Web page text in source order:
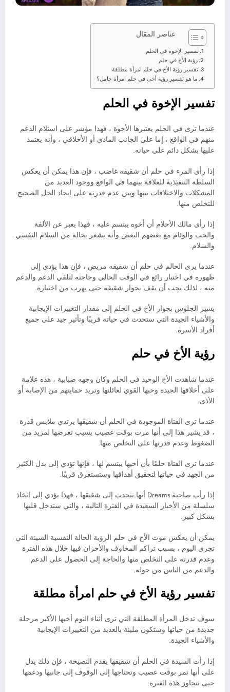
عناصر المقال
تفسير الإخوة في الحلم
رؤية الأخ في حلم
تفسير رؤية الأخ في حلم امرأة مطلقة
ما هو تفسير رؤية أخي في حلم امرأة حامل؟
تفسير الإخوة في الحلم
عندما ترى في الحلم يعتبرها الأخوة ، فهذا مؤشر على استلام الدعم
منهم في الواقع ، إما على الجانب المادي أو الأخلاقي ، وأنه يعتمد
عليها بشكل دائم على حياته.
إذا رأى المرء في حلم أن شقيقه غاضب ، فإن هذا يمكن أن يعكس
السلطة التنفيذية للعلاقة بينهما في الواقع ووجود العديد من
المشكلات والاختلافات بينها وبين عدم قدرته على إيجاد الحل الصحيح
للتخلص منها.
إذا رأى مالك الأحلام أن أخوه يبتسم عليه ، فهذا يعبر عن الألفة
والحب والوئام مع بعضهم البعض وأنه يشعر بحالة من السلام النفسي
والسلام.
عندما يرى الحالم في حلم أن شقيقه مريض ، فإن هذا يؤدي إلى
ظهوره في اختبار رائع في الوقت الحالي وحاجته لتلقي الدعم والدعم
منه ، لذلك يجب أن يقف بجوار شقيقه حتى يهرب من اختباره.
يشير الجلوس بجوار الأخ في الحلم إلى مقدار التغييرات الإيجابية
والأشياء الجيدة التي ستحدث في حياته قريبًا وتأثير جيد على جميع
أفراد الأسرة.
رؤية الأخ في حلم
عندما شاهدت الأخ الوحيد في الحلم وكان وجهه ضبابية ، هذه علامة
على أخلاقها الجيدة وحبها القوي لعائلتها وتريد حمايتهم من الإصابة أو
الأذى.
عندما ترى الفتاة الموجودة في الحلم أن شقيقها يرتدي ملابس قذرة
، قد يشير هذا إلى أنها مرت بوقت عصيب بسبب تعرضها لمزيد من
الضغوط وعدم قدرتها على التخلص منها.
عندما ترى الفتاة حلمًا بأن أخيها يبتسم لها ، فإنها تؤدي إلى بذل الكثير
من الجهد في حياتها لتحقيق أهدافها وستستغرق قريبًا.
إذا رأت صاحبة Dreams أنها تتحدث إلى شقيقها ، فهذا يؤدي إلى اتخاذ
سلسلة من الأخبار السعيدة في الفترة التالية ، والتي ستدخل قلبها
بشكل كبير.
يمكن أن يعكس موت الأخ في حلم الرؤية الحالة النفسية السيئة التي
تجري اليوم ، بسبب تراكم المخاوف والأحزان فيها خلال هذه الفترة
وعدم قدرته على التخلص منها والحاجة إلى الحصول على الدعم
والدعم من الناس من حوله.
تفسير رؤية الأخ في حلم امرأة مطلقة
سوف تدخل المرأة المطلقة التي ترى أثناء النوم أخيها الأكبر مرحلة
جديدة من حياتها وستكون مليئة بالعديد من التغييرات الإيجابية
والأشياء الجيدة.
إذا رأت السيدة في الحلم أن شقيقها يقدم النصيحة ، فإن ذلك يدل
على أنها تمر بوقت عصيب وتحتاجها إلى الوقوف إلى جانبها ودعمها
حتى تتجاوز هذه الفترة.